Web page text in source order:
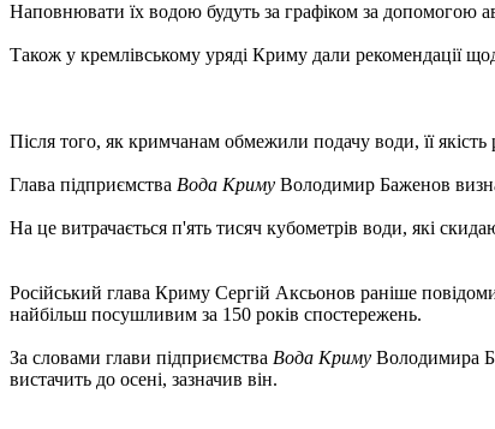
Наповнювати їх водою будуть за графіком за допомогою
Також у кремлівському уряді Криму дали рекомендації
Після того, як кримчанам обмежили подачу води, її якість
Глава підприємства Вода Криму Володимир Баженов
На це витрачається п'ять тисяч кубометрів води, які
Російський глава Криму Сергій Аксьонов раніше
найбільш посушливим за 150 років спостережень.
За словами глави підприємства Вода Криму Володимира
вистачить до осені, зазначив він.